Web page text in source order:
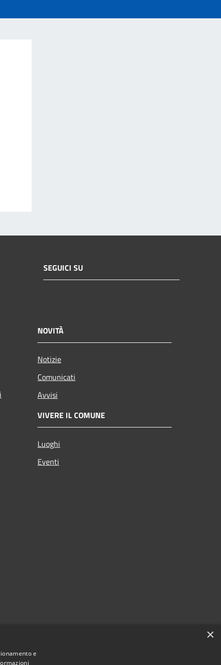
SEGUICI SU
NOVITÀ
Notizie
Comunicati
Avvisi
VIVERE IL COMUNE
Luoghi
Eventi
×
e